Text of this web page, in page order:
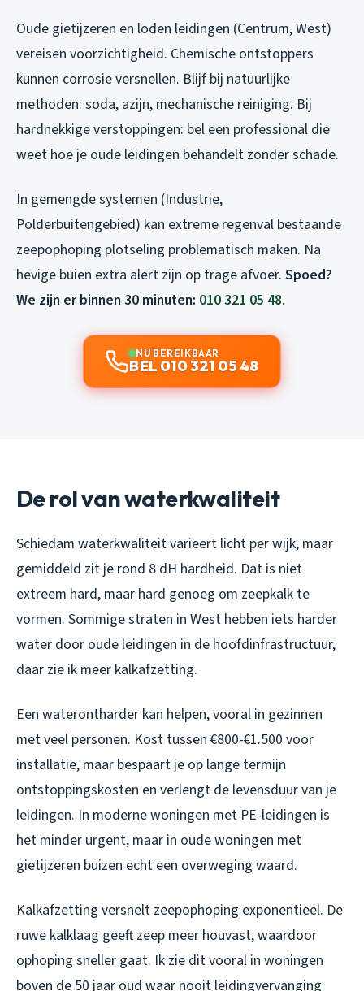
Oude gietijzeren en loden leidingen (Centrum, West)
vereisen voorzichtigheid. Chemische ontstoppers
kunnen corrosie versnellen. Blijf bij natuurlijke
methoden: soda, azijn, mechanische reiniging. Bij
hardnekkige verstoppingen: bel een professional die
weet hoe je oude leidingen behandelt zonder schade.
In gemengde systemen (Industrie,
Polderbuitengebied) kan extreme regenval bestaande
zeepophoping plotseling problematisch maken. Na
hevige buien extra alert zijn op trage afvoer. Spoed?
We zijn er binnen 30 minuten: 010 321 05 48.
NU BEREIKBAAR
BEL 010 321 05 48
De rol van waterkwaliteit
Schiedam waterkwaliteit varieert licht per wijk, maar
gemiddeld zit je rond 8 dH hardheid. Dat is niet
extreem hard, maar hard genoeg om zeepkalk te
vormen. Sommige straten in West hebben iets harder
water door oude leidingen in de hoofdinfrastructuur,
daar zie ik meer kalkafzetting.
Een waterontharder kan helpen, vooral in gezinnen
met veel personen. Kost tussen €800-€1.500 voor
installatie, maar bespaart je op lange termijn
ontstoppingskosten en verlengt de levensduur van je
leidingen. In moderne woningen met PE-leidingen is
het minder urgent, maar in oude woningen met
gietijzeren buizen echt een overweging waard.
Kalkafzetting versnelt zeepophoping exponentieel. De
ruwe kalklaag geeft zeep meer houvast, waardoor
ophoping sneller gaat. Ik zie dit vooral in woningen
boven de 50 jaar oud waar nooit leidingvervanging